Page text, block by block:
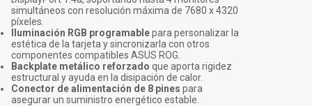
simultáneos con resolución máxima de 7680 x 4320
píxeles.
Iluminación RGB programablepara personalizar la
estética de la tarjeta y sincronizarla con otros
componentes compatibles ASUS ROG.
Backplate metálico reforzado que aporta rigidez
estructural y ayuda en la disipación de calor.
Conector de alimentación de 8 pines para
asegurar un suministro energético estable.